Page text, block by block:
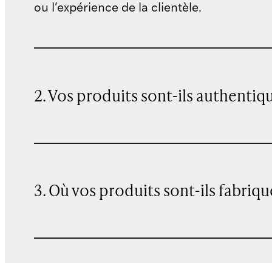
ou l'expérience de la clientèle.
2. Vos produits sont-ils
3. Où vos produits sont-ils